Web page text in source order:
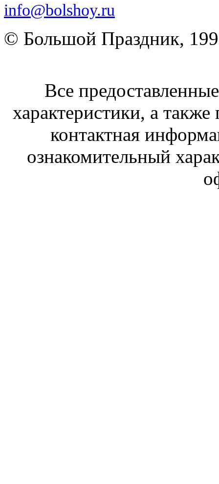
info@bolshoy.ru
© Большой Праздник,
Все
характеристики, а также
контактная
ознакомительный